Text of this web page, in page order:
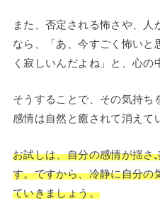
また、否定される怖さや、
なら、「あ、今すごく怖い
く寂しいんだよね」と、心の
そうすることで、その気持
感情は自然と癒されて消えて
お試しは、自分の感情が揺さ
す。ですから、冷静に自分
ていきましょう。